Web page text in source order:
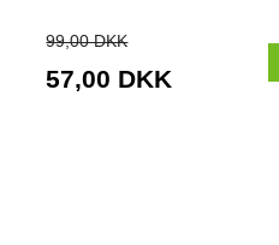
99,00 DKK
57,00 DKK